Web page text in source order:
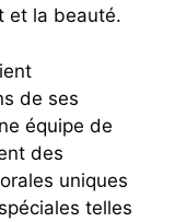
et la beauté.
de ses
équipe de
des
uniques
telles